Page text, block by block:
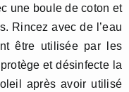
une boule de coton et
Rincez avec de l’eau
être utilisée par les
et désinfecte la
après avoir utilisé